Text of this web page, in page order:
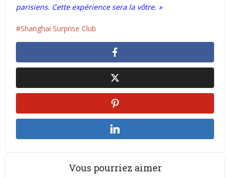
parisiens. Cette expérience sera la vôtre. »
Shanghai Surprise Club
Vous pourriez aimer